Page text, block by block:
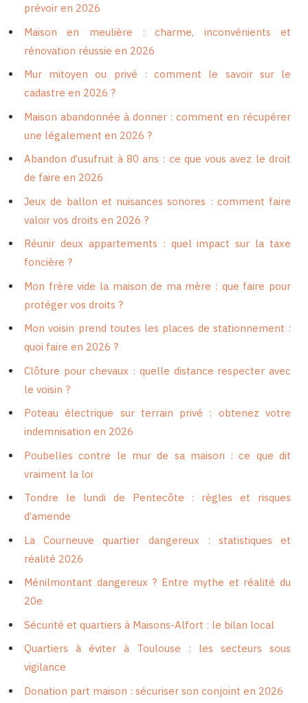
prévoir en 2026
Maison en meulière : charme, inconvénients et
rénovation réussie en 2026
Mur mitoyen ou privé : comment le savoir sur le
cadastre en 2026 ?
Maison abandonnée à donner : comment en récupérer
une légalement en 2026 ?
Abandon d’usufruit à 80 ans : ce que vous avez le droit
de faire en 2026
Jeux de ballon et nuisances sonores : comment faire
valoir vos droits en 2026 ?
Réunir deux appartements : quel impact sur la taxe
foncière ?
Mon frère vide la maison de ma mère : que faire pour
protéger vos droits ?
Mon voisin prend toutes les places de stationnement :
quoi faire en 2026 ?
Clôture pour chevaux : quelle distance respecter avec
le voisin ?
Poteau électrique sur terrain privé : obtenez votre
indemnisation en 2026
Poubelles contre le mur de sa maison : ce que dit
vraiment la loi
Tondre le lundi de Pentecôte : règles et risques
d’amende
La Courneuve quartier dangereux : statistiques et
réalité 2026
Ménilmontant dangereux ? Entre mythe et réalité du
20e
Sécurité et quartiers à Maisons-Alfort : le bilan local
Quartiers à éviter à Toulouse : les secteurs sous
vigilance
Donation part maison : sécuriser son conjoint en 2026